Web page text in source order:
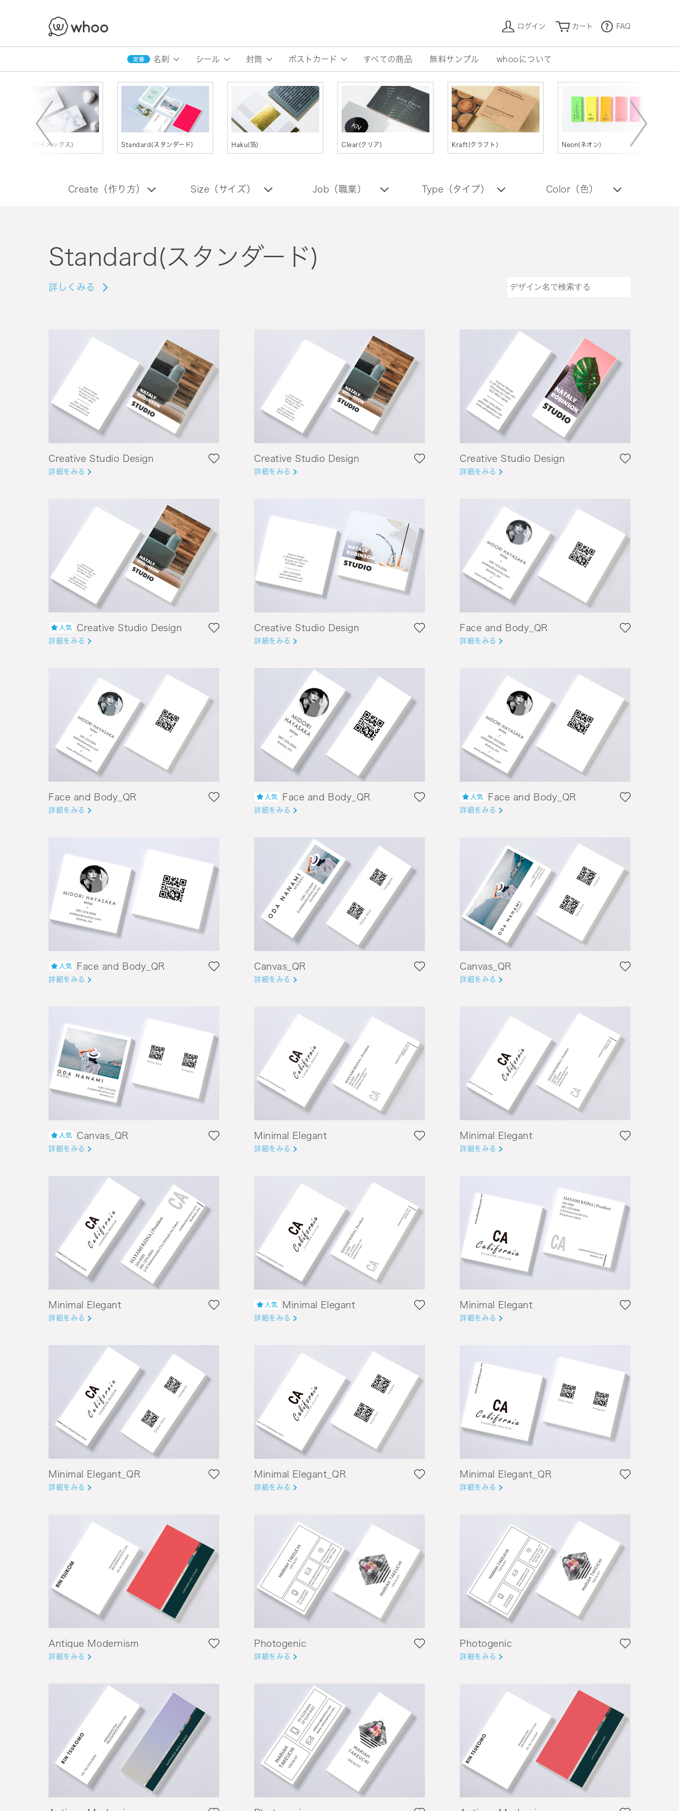
ログイン カート FAQ
名刺 シール 封筒 ポストカード すべての商品 無料サンプル whooについて
LIMEX(ライメックス) Standard(スタンダード) Haku(箔) Clear(クリア) Kraft(クラフト) Neon(ネオン)
Create（作り方） Size（サイズ） Job（職業） Type（タイプ） Color（色）
Standard(スタンダード)
詳しくみる
Creative Studio Design
詳細をみる
Creative Studio Design
詳細をみる
Creative Studio Design
詳細をみる
Creative Studio Design
詳細をみる
Creative Studio Design
詳細をみる
Face and Body_QR
詳細をみる
Face and Body_QR
詳細をみる
Face and Body_QR
詳細をみる
Face and Body_QR
詳細をみる
Face and Body_QR
詳細をみる
Canvas_QR
詳細をみる
Canvas_QR
詳細をみる
Canvas_QR
詳細をみる
Minimal Elegant
詳細をみる
Minimal Elegant
詳細をみる
Minimal Elegant
詳細をみる
Minimal Elegant
詳細をみる
Minimal Elegant
詳細をみる
Minimal Elegant_QR
詳細をみる
Minimal Elegant_QR
詳細をみる
Minimal Elegant_QR
詳細をみる
Antique Modernism
詳細をみる
Photogenic
詳細をみる
Photogenic
詳細をみる